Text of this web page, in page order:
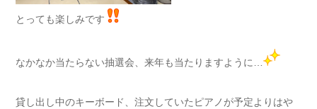
とっても楽しみです
なかなか当たらない抽選会、来年も当たりますように…
貸し出し中のキーボード、注文していたピアノが予定よりはや